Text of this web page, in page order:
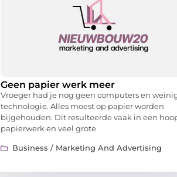
Geen papier werk meer
Vroeger had je nog geen computers en
technologie. Alles moest op papier worden
bijgehouden. Dit resulteerde vaak in een
papierwerk en veel grote
Business / Marketing And Advertising